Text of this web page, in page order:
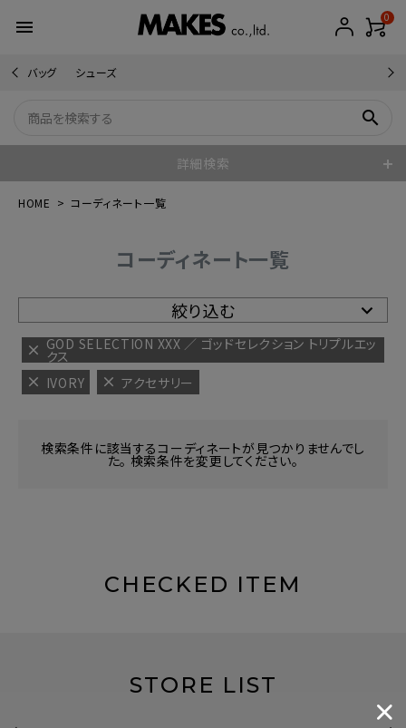
menu 0
バッグ シューズ
search
詳細検索
HOME コーディネート一覧
コーディネート一覧
絞り込む
GOD SELECTION XXX ／ ゴッドセレクション トリプルエッ
クス
IVORY
アクセサリー
検索条件に該当するコーディネートが見つかりませんでし
た。 検索条件を変更してください。
CHECKED ITEM
STORE LIST